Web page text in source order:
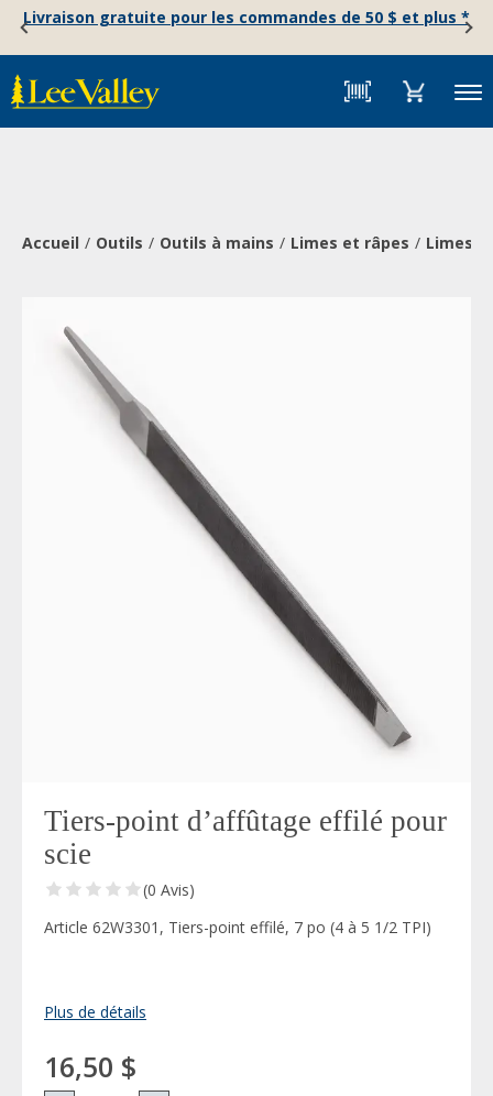
content
StatementLivraison gratuite pour les commandes de 50 $ et plus *
Menu
Accueil Outils Outils à mains Limes et râpes Limes
Tiers-point d’affûtage effilé pour
scie
(0 Avis)
Article 62W3301, Tiers-point effilé, 7 po (4 à 5 1/2 TPI)
Plus de détails
16,50 $